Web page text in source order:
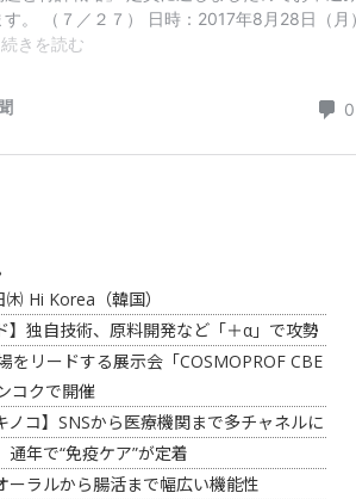
Hi Korea（韓国）
】独自技術、原料開発など「＋α」で攻勢
をリードする展示会「COSMOPROF CBE
コクで開催
ノコ】SNSから医療機関まで多チャネルに
通年で“免疫ケア”が定着
ーラルから腸活まで幅広い機能性